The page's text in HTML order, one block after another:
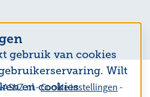
gebruik van cookies
Wilt
en cookies
-Cookie instellingen -